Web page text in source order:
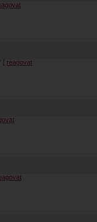
reagovat